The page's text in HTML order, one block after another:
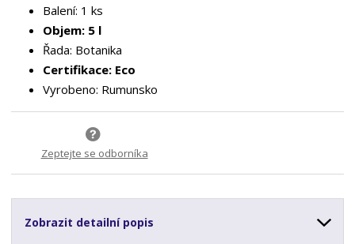
Balení: 1 ks
Objem: 5 l
Řada: Botanika
Certifikace: Eco
Vyrobeno: Rumunsko
Zeptejte se odborníka
Zobrazit detailní popis